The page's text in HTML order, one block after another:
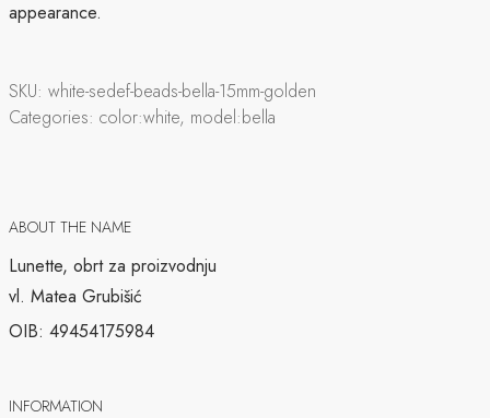
appearance.
SKU: white-sedef-beads-bella-15mm-golden
Categories: color:white, model:bella
ABOUT THE NAME
Lunette, obrt za proizvodnju
vl. Matea Grubišić
OIB: 49454175984
INFORMATION